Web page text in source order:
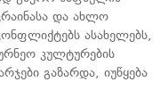
და ახლო
ასახელებს,
კულტურების
გაზარდა, იუწყება